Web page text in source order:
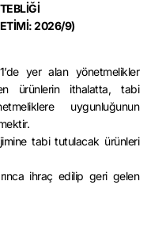
2026/9)
yer alan yönetmelikler
ürünlerin ithalatta, tabi
uygunluğunun
tabi tutulacak ürünleri
ihraç edilip geri gelen